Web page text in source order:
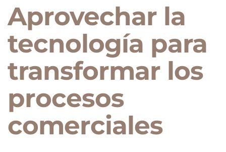
Aprovechar la
tecnología para
transformar los
procesos
comerciales